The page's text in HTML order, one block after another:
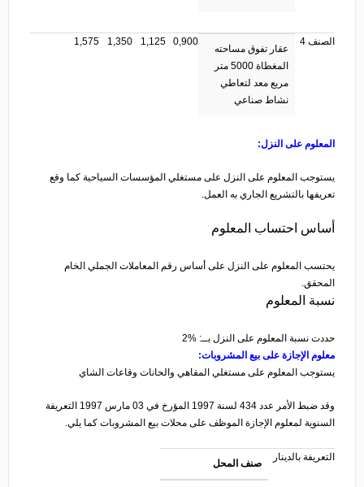
1,575 1,350 1,125 0,900
عقار تفوق مساحته
المغطاة 5000 متر
مربع معد لتعاطي
نشاط صناعي
الصنف 4
المعلوم على النزل:
يستوجب المعلوم على النزل على مستغلي المؤسسات السياحية كما وقع
تعريفها بالتشريع الجاري به العمل.
أساس احتساب المعلوم
يحتسب المعلوم على النزل على أساس رقم المعاملات الجملي الخام
المحقق.
نسبة المعلوم
حددت نسبة المعلوم على النزل بــ: %2
معلوم الإجازة على بيع المشروبات:
يستوجب المعلوم على مستغلي المقاهي والحانات وقاعات الشاي
وقد ضبط الأمر عدد 434 لسنة 1997 المؤرخ في 03 مارس 1997 التعريفة
السنوية لمعلوم الإجازة الموظف على محلات بيع المشروبات كما يلي.
التعريفة بالدينار
صنف المحل